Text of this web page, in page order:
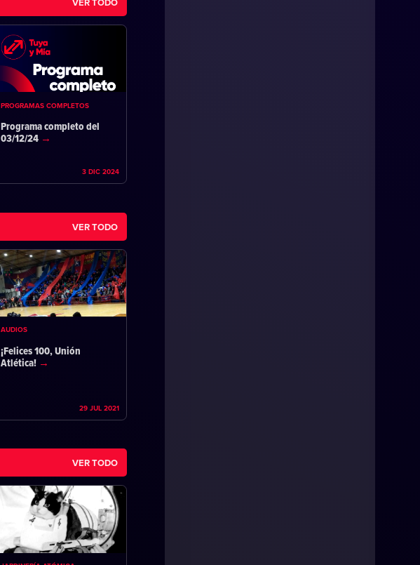
VER TODO
PROGRAMAS COMPLETOS
Programa completo del
03/12/24
3 DIC 2024
VER TODO
AUDIOS
¡Felices 100, Unión
Atlética!
29 JUL 2021
VER TODO